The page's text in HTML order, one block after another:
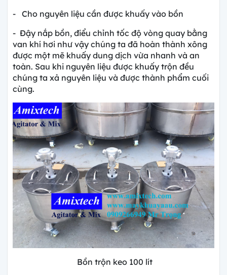
- Cho nguyên liệu cần được khuấy vào bồn
- Đậy nắp bồn, điểu chỉnh tốc độ vòng quay bằng
van khí hơi như vậy chúng ta đã hoàn thành xông
được một mẽ khuấy dung dịch vừa nhanh và an
toàn. Sau khi nguyên liệu được khuấy trộn đều
chúng ta xả nguyên liệu và được thành phẩm cuối
cùng.
Bồn trộn keo 100 lít